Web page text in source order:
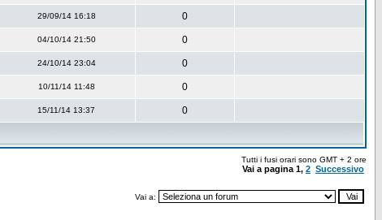
29/09/14 16:18 0
04/10/14 21:50 0
24/10/14 23:04 0
10/11/14 11:48 0
15/11/14 13:37 0
Tutti i fusi orari sono GMT + 2 ore
Vai a pagina 1, 2 Successivo
Vai a: